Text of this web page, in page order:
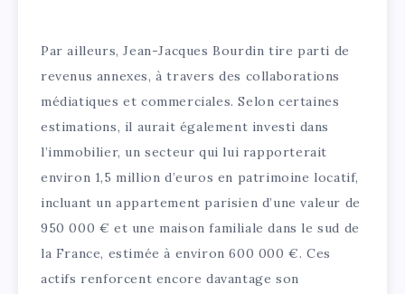
Par ailleurs, Jean-Jacques Bourdin tire parti de
revenus annexes, à travers des collaborations
médiatiques et commerciales. Selon certaines
estimations, il aurait également investi dans
l’immobilier, un secteur qui lui rapporterait
environ 1,5 million d’euros en patrimoine locatif,
incluant un appartement parisien d’une valeur de
950 000 € et une maison familiale dans le sud de
la France, estimée à environ 600 000 €. Ces
actifs renforcent encore davantage son